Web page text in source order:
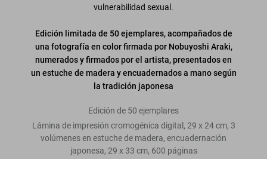
vulnerabilidad sexual.
Edición limitada de 50 ejemplares, acompañados de
una fotografía en color firmada por Nobuyoshi Araki,
numerados y firmados por el artista, presentados en
un estuche de madera y encuadernados a mano según
la tradición japonesa
Edición de 50 ejemplares
Lámina de impresión cromogénica digital, 29 x 24 cm, 3
volúmenes en estuche de madera, encuadernación
japonesa, 29 x 33 cm, 600 páginas